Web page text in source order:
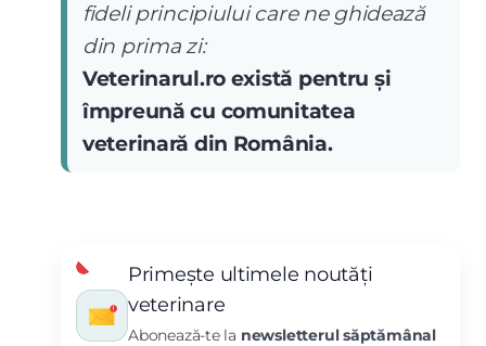
fideli principiului care ne ghidează
din prima zi:
Veterinarul.ro există pentru și
împreună cu comunitatea
veterinară din România.
Primește ultimele noutăți
veterinare
Abonează-te la newsletterul săptămânal